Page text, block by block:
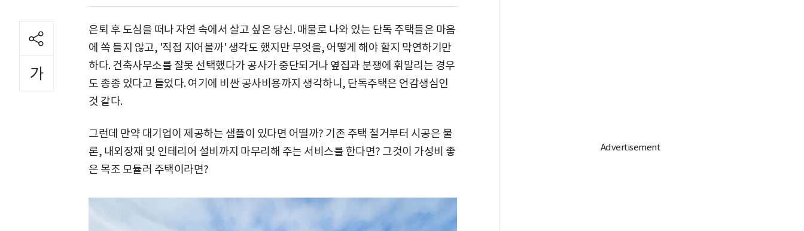
은퇴 후 도심을 떠나 자연 속에서 살고 싶은 당신. 매물로 나와 있는 단독 주택들은 마음
에 쏙 들지 않고, '직접 지어볼까' 생각도 했지만 무엇을, 어떻게 해야 할지 막연하기만
하다. 건축사무소를 잘못 선택했다가 공사가 중단되거나 옆집과 분쟁에 휘말리는 경우
도 종종 있다고 들었다. 여기에 비싼 공사비용까지 생각하니, 단독주택은 언감생심인
것 같다.
그런데 만약 대기업이 제공하는 샘플이 있다면 어떨까? 기존 주택 철거부터 시공은 물
론, 내외장재 및 인테리어 설비까지 마무리해 주는 서비스를 한다면? 그것이 가성비 좋
은 목조 모듈러 주택이라면?